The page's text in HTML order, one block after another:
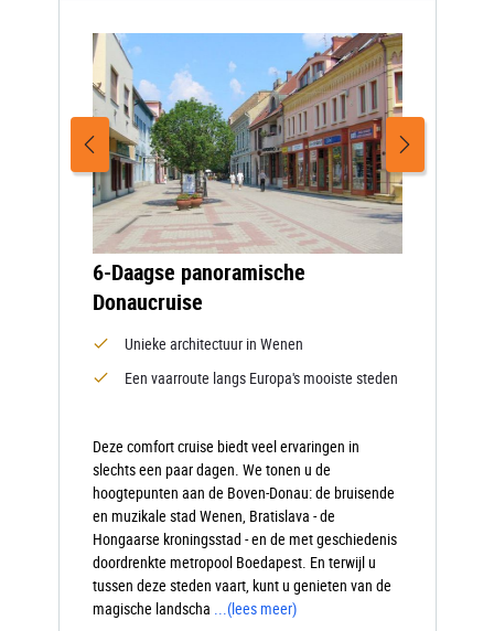
6-Daagse panoramische
Donaucruise
Unieke architectuur in Wenen
Een vaarroute langs Europa's mooiste steden
Deze comfort cruise biedt veel ervaringen in
slechts een paar dagen. We tonen u de
hoogtepunten aan de Boven-Donau: de bruisende
en muzikale stad Wenen, Bratislava - de
Hongaarse kroningsstad - en de met geschiedenis
doordrenkte metropool Boedapest. En terwijl u
tussen deze steden vaart, kunt u genieten van de
magische landscha ...(lees meer)